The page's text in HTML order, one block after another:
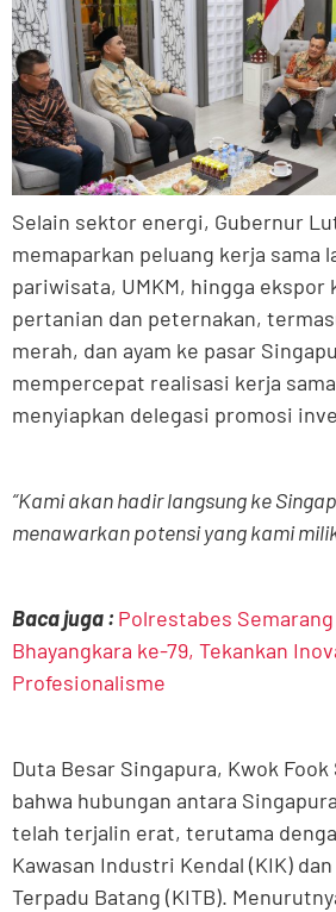
Selain sektor energi, Gubernur
memaparkan peluang kerja sama
pariwisata, UMKM, hingga ekspor
pertanian dan peternakan,
merah, dan ayam ke pasar
mempercepat realisasi kerja
menyiapkan delegasi promosi
“Kami akan hadir langsung ke
menawarkan potensi yang kami
Baca juga : Polrestabes
Bhayangkara ke-79, Tekankan
Profesionalisme
Duta Besar Singapura, Kwok
bahwa hubungan antara
telah terjalin erat, terutama
Kawasan Industri Kendal (KIK)
Terpadu Batang (KITB).